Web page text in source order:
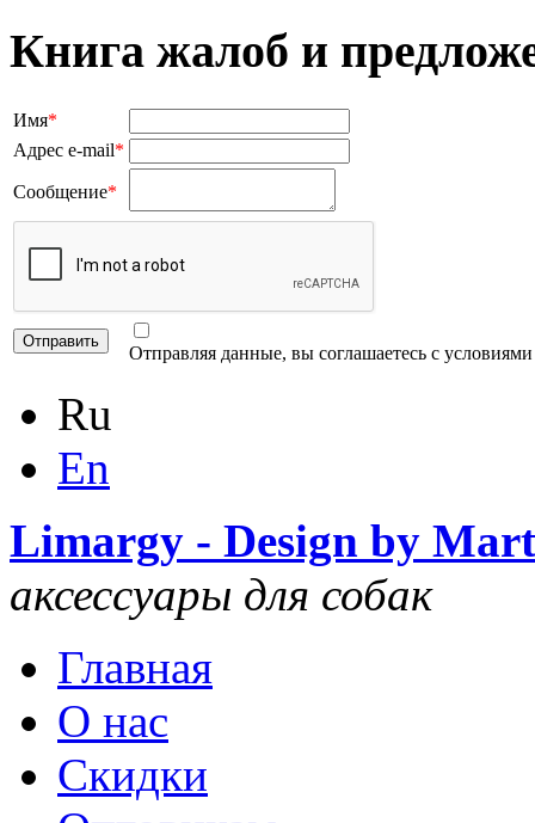
Книга жалоб и
Имя*
Адрес e-mail*
Сообщение*
Отправляя данные, вы соглашаетесь с
Ru
En
Limargy - Design by
аксессуары для собак
Главная
О нас
Скидки